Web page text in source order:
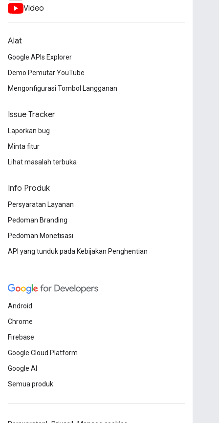
Video
Alat
Google APIs Explorer
Demo Pemutar YouTube
Mengonfigurasi Tombol Langganan
Issue Tracker
Laporkan bug
Minta fitur
Lihat masalah terbuka
Info Produk
Persyaratan Layanan
Pedoman Branding
Pedoman Monetisasi
API yang tunduk pada Kebijakan Penghentian
Android
Chrome
Firebase
Google Cloud Platform
Google AI
Semua produk